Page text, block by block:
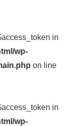
in
wp-
on line
in
wp-